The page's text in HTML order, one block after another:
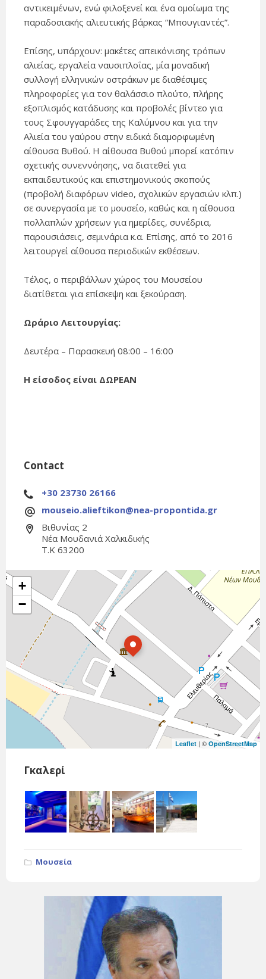
αντικειμένων, ενώ φιλοξενεί και ένα ομοίωμα της
παραδοσιακής αλιευτικής βάρκας “Μπουγιαντές”.
Επίσης, υπάρχουν: μακέτες απεικόνισης τρόπων
αλιείας, εργαλεία ναυσιπλοΐας, μία μοναδική
συλλογή ελληνικών οστράκων με διαθέσιμες
πληροφορίες για τον θαλάσσιο πλούτο, πλήρης
εξοπλισμός κατάδυσης και προβολές βίντεο για
τους Σφουγγαράδες της Καλύμνου και για την
Αλιεία του γαύρου στην ειδικά διαμορφωμένη
αίθουσα Βυθού. Η αίθουσα Βυθού μπορεί κατόπιν
σχετικής συνεννόησης, να διατεθεί για
εκπαιδευτικούς και επιστημονικούς σκοπούς
(προβολή διαφόρων video, σχολικών εργασιών κλπ.)
σε συνεργασία με το μουσείο, καθώς και η αίθουσα
πολλαπλών χρήσεων για ημερίδες, συνέδρια,
παρουσιάσεις, σεμινάρια κ.α. Επίσης, από το 2016
λειτουργεί αίθουσα περιοδικών εκθέσεων.
Τέλος, ο περιβάλλων χώρος του Μουσείου
διατίθεται για επίσκεψη και ξεκούραση.
Ωράριο Λειτουργίας:
Δευτέρα – Παρασκευή 08:00 – 16:00
Η είσοδος είναι ΔΩΡΕΑΝ
Contact
+30 23730 26166
mouseio.alieftikon@nea-propontida.gr
Βιθυνίας 2
Νέα Μουδανιά Χαλκιδικής
Τ.Κ 63200
+
−
Leaflet | © OpenStreetMap
Γκαλερί
Μουσεία